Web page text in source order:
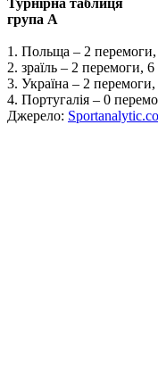
Турнірна таблиця
група А
1. Польща – 2 перемоги,
2. зраїль – 2 перемоги,
3. Україна – 2
4. Португалія – 0
Джерело: